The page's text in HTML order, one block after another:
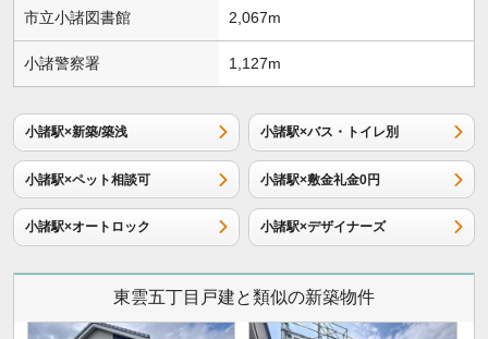
市立小諸図書館 2,067m
小諸警察署 1,127m
小諸駅×新築/築浅 小諸駅×バス・トイレ別
小諸駅×ペット相談可 小諸駅×敷金礼金0円
小諸駅×オートロック 小諸駅×デザイナーズ
東雲五丁目戸建と類似の新築物件